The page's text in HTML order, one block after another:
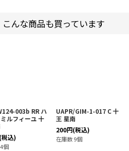
んな商品も買っています
003b RR ハ
ルフィーユ 十
(税込)
個
UAPR/GIM-1-017 C 十
王 星南
200円(税込)
在庫数 9個